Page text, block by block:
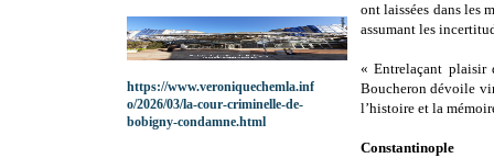
ont laissées dans les
assumant les
« Entrelaçant plaisir
Boucheron dévoile
l’histoire et la
Constantinople
https://www.veroniquechemla.inf
o/2026/03/la-cour-criminelle-de-
bobigny-condamne.html